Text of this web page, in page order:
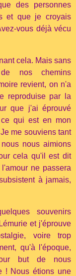
des personnes
et que je croyais
vous déjà vécu
cela. Mais sans
nos chemins
revient, on n'a
reproduise par la
que j'ai éprouvé
qui est en mon
me souviens tant
nous aimions
cela qu'il est dit
ne passera
à jamais,
souvenirs
et j'éprouve
voire trop
qu'à l'époque,
but de nous
! Nous étions une